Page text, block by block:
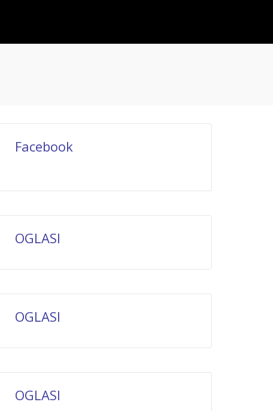
Facebook
OGLASI
OGLASI
OGLASI